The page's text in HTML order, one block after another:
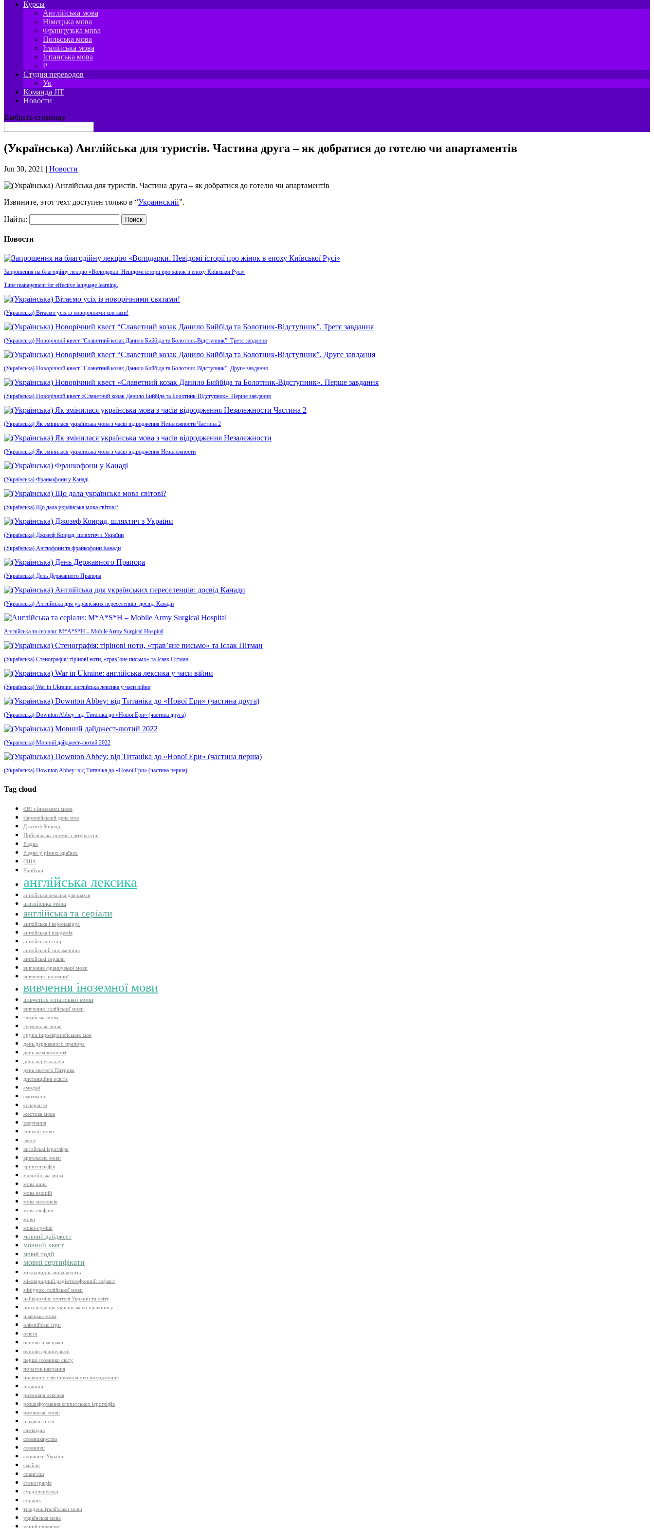
Курсы
Англійська мова
Німецька мова
Французька мова
Польська мова
Італійська мова
Іспанська мова
P
Студия переводов
Ук
Команда JIT
Новости
Выбрать страницу
(Українська) Англійська для туристів. Частина друга – як добратися до готелю чи апартаментів
Jun 30, 2021 | Новости
Извините, этот техт доступен только в “Украинский”.
Найти:
Новости
Запрошення на благодійну лекцію «Володарки. Невідомі історії про жінок в епоху Київської Русі»
Time management for effective language learning.
(Українська) Вітаємо усіх із новорічними святами!
(Українська) Новорічний квест “Славетний козак Данило Бийбіда та Болотник-Відступник”. Третє завдання
(Українська) Новорічний квест “Славетний козак Данило Бийбіда та Болотник-Відступник”. Друге завдання
(Українська) Новорічний квест «Славетний козак Данило Бийбіда та Болотник-Відступник». Перше завдання
(Українська) Як змінилася українська мова з часів відродження Незалежности Частина 2
(Українська) Як змінилася українська мова з часів відродження Незалежности
(Українська) Франкофони у Канаді
(Українська) Що дала українська мова світові?
(Українська) Джозеф Конрад, шляхтич з України
(Українська) Англофони та франкофони Канади
(Українська) День Державного Прапора
(Українська) Англійська для українських переселенців: досвід Канади
Англійська та серіали: M*A*S*H – Mobile Army Surgical Hospital
(Українська) Стенографія: тірінові ноти, «трав’яне письмо» та Ісаак Пітман
(Українська) War in Ukraine: англійська лексика у часи війни
(Українська) Downton Abbey: від Титаніка до «Нової Ери» (частина друга)
(Українська) Мовний дайджест-лютий 2022
(Українська) Downton Abbey: від Титаніка до «Нової Ери» (частина перша)
Tag cloud
ЄВІ з іноземної мови
Європейський день мов
Джозеф Конрад
Нобелівська премія з літератури
Різдво
Різдво у різних країнах
США
Чапбуки
англійська лексика
англійська лексика для шахів
англійська мова
англійська та серіали
англійська і коронавірус
англійська і пандемія
англійська і спорт
англійський письменник
англійські серіали
вивчення французької мови
вивчення іноземної
вивчення іноземної мови
вивчення іспанської мови
вивчення італійської мови
гавайська мова
германські мови
групи індоєвропейських мов
день державного прапора
день незалежності
день перекладача
день святого Патрика
дистанційна освіта
емоджі
емотікони
есперанто
жестова мова
звертання
змішані мови
квест
китайські ієрогліфи
креольські мови
криптографія
мальтійська мова
мова вина
мова емоцій
мова малюнків
мова шифрів
мови
мови-суміші
мовний дайджест
мовний квест
мовні події
мовні сертифікати
міжнародна мова жестів
міжнародний радіотелефонний алфавіт
мініурок італійської мови
найвідоміші вчителі України та світу
нова редакція українського правопису
німецька мова
олімпійські ігри
освіта
основи німецької
основи французької
перші словники світу
початок навчання
правопис слів іншомовного походження
піджини
розмовна лексика
розшифрування єгипетських ієрогліфів
романські мови
різдвяні пісні
самвидав
словникарство
словники
словники України
смайли
спангліш
стенографія
сурдопереклад
суржик
тиждень італійської мови
українська мова
усний переклад